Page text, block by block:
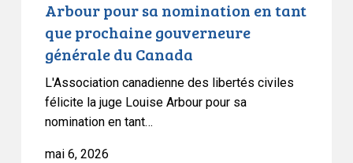
gouverneure
générale
Canada
Arbour pour sa nomination en tant
que prochaine gouverneure
générale du Canada
L'Association canadienne des libertés civiles
félicite la juge Louise Arbour pour sa
nomination en tant…
mai 6, 2026